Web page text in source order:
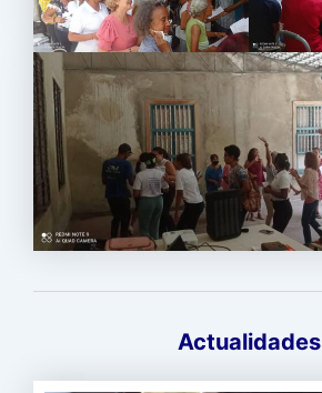
Actualidades